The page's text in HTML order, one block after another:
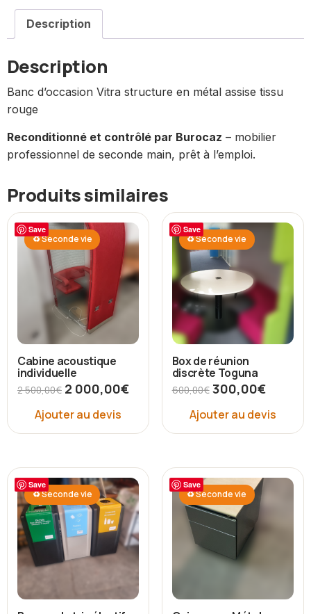
Description
Description
Banc d’occasion Vitra structure en métal assise tissu
rouge
Reconditionné et contrôlé par Burocaz – mobilier
professionnel de seconde main, prêt à l’emploi.
Produits similaires
Save
♻ Seconde vie
Cabine acoustique
individuelle
2 500,00€ 2 000,00€
Ajouter au devis
Save
♻ Seconde vie
Box de réunion
discrète Toguna
600,00€ 300,00€
Ajouter au devis
Save
♻ Seconde vie
Save
♻ Seconde vie